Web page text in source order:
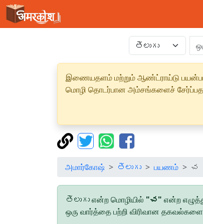
இணையதளம் மற்றும் ஆண்ட்ராய்டு
மொழி தொடர்பான அம்சங்களைச்
அமார்கோஷ் తెలుగు பயணம் చ
తెలుగు என்ற மொழியில் "చ" என்ற
ஒரு வார்த்தை பற்றி விரிவான